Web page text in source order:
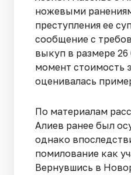
ножевыми
преступления ее
сообщение с
выкуп в размере
момент стоимость
оценивалась
По материалам
Алиев ранее был
однако
помилование как
Вернувшись в